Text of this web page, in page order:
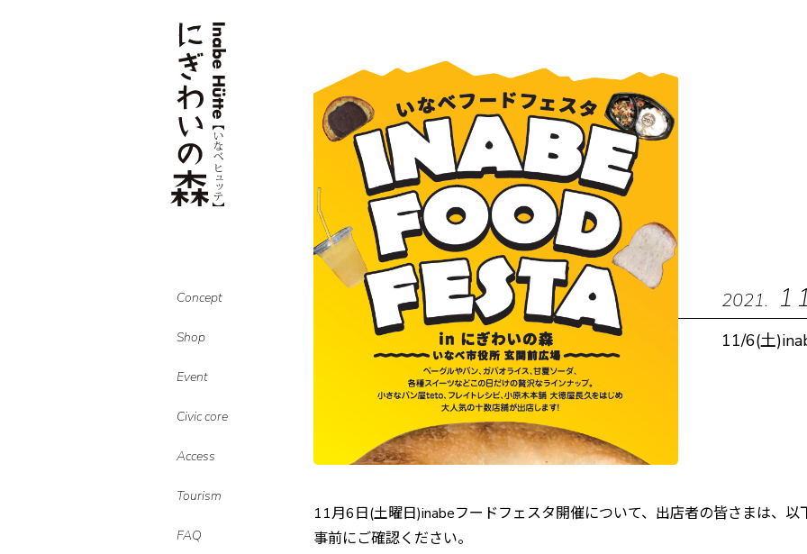
Concept
Shop
Event
Civic core
Access
Tourism
FAQ
2021.
11/6(土
11月6日(土曜日)inabeフードフェスタ開催について、出店者の皆さまは、以
事前にご確認ください。